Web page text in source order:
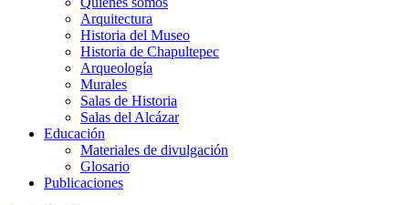
Arquitectura
Historia del Museo
Historia de Chapultepec
Arqueología
Murales
Salas de Historia
Salas del Alcázar
Educación
Materiales de divulgación
Glosario
Publicaciones